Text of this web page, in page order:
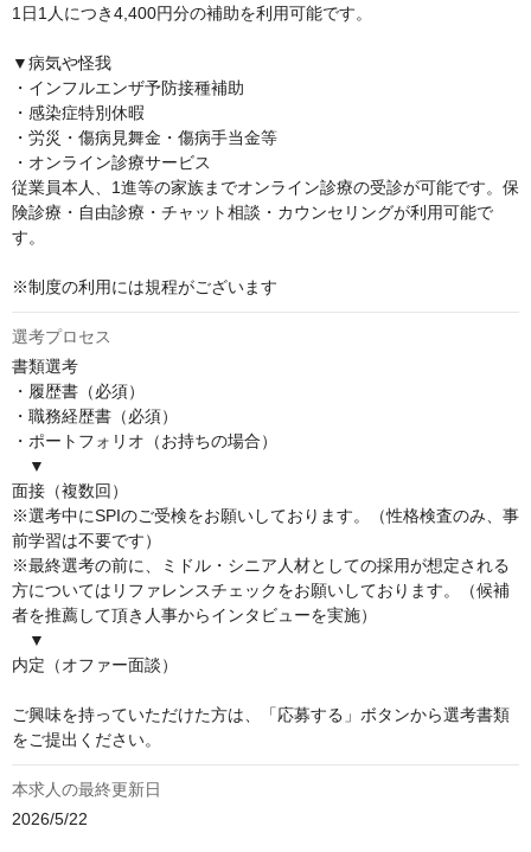
1日1人につき4,400円分の補助を利用可能です。
▼病気や怪我
・インフルエンザ予防接種補助
・感染症特別休暇
・労災・傷病見舞金・傷病手当金等
・オンライン診療サービス
従業員本人、1進等の家族までオンライン診療の受診が可能です。保
険診療・自由診療・チャット相談・カウンセリングが利用可能で
す。
※制度の利用には規程がございます
選考プロセス
書類選考
・履歴書（必須）
・職務経歴書（必須）
・ポートフォリオ（お持ちの場合）
▼
面接（複数回）
※選考中にSPIのご受検をお願いしております。（性格検査のみ、事
前学習は不要です）
※最終選考の前に、ミドル・シニア人材としての採用が想定される
方についてはリファレンスチェックをお願いしております。（候補
者を推薦して頂き人事からインタビューを実施）
▼
内定（オファー面談）
ご興味を持っていただけた方は、「応募する」ボタンから選考書類
をご提出ください。
本求人の最終更新日
2026/5/22